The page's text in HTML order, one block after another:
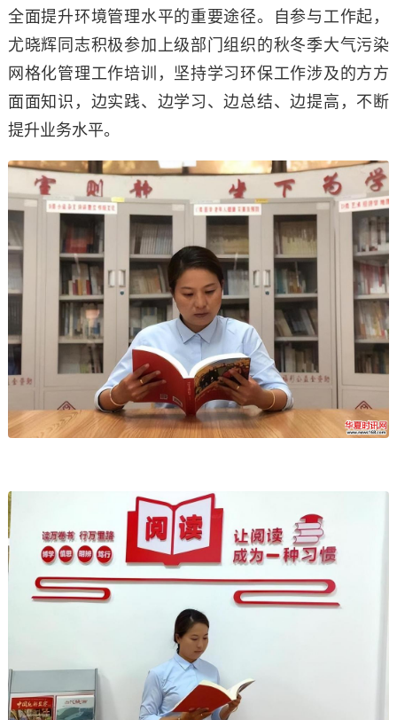
全面提升环境管理水平的重要途径。自参与工作起，
尤晓辉同志积极参加上级部门组织的秋冬季大气污染
网格化管理工作培训，坚持学习环保工作涉及的方方
面面知识，边实践、边学习、边总结、边提高，不断
提升业务水平。